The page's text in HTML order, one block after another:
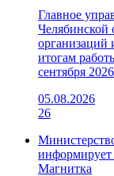
Главное
Челябинской
организаций
итогам
сентября
05.08.2026
26
информирует
Магнитка